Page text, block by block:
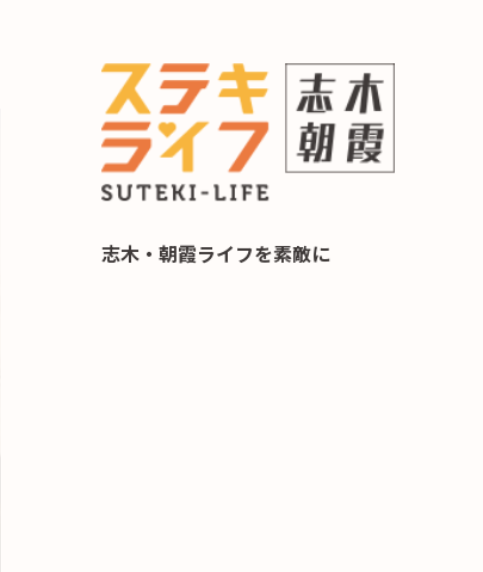
志木・朝霞ライフを素敵に
み替え相談